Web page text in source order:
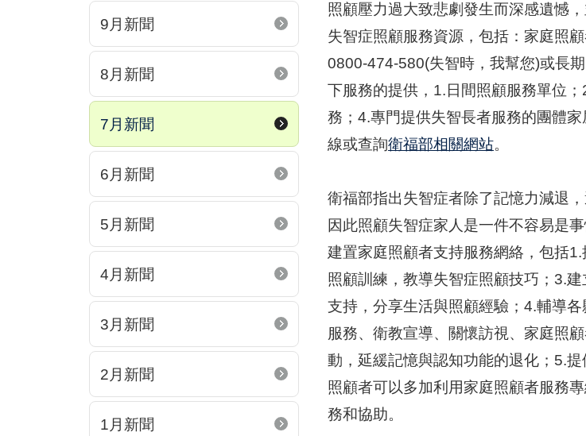
9月新聞
8月新聞
7月新聞
6月新聞
5月新聞
4月新聞
3月新聞
2月新聞
1月新聞
照顧壓力過大致悲劇發生而深感遺憾
失智症照顧服務資源，包括：家庭照
0800-474-580(失智時，我幫您)或長
下服務的提供，1.日間照顧服務單位
務；4.專門提供失智長者服務的團體
線或查詢衛福部相關網站。
衛福部指出失智症者除了記憶力減退
因此照顧失智症家人是一件不容易是
建置家庭照顧者支持服務網絡，包括
照顧訓練，教導失智症照顧技巧；3.
支持，分享生活與照顧經驗；4.輔導
服務、衛教宣導、關懷訪視、家庭照
動，延緩記憶與認知功能的退化；5.
照顧者可以多加利用家庭照顧者服務
務和協助。